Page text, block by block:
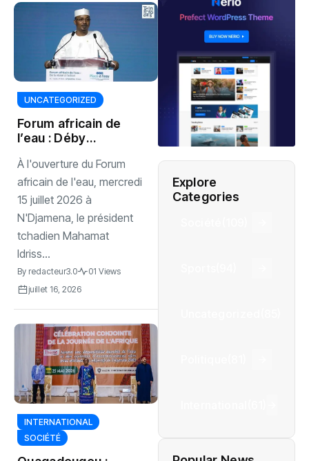
UNCATEGORIZED
Forum africain de
l’eau : Déby
l’accès universel
durable
À l'ouverture du Forum
africain de l'eau, mercredi
15 juillet 2026 à
N'Djamena, le président
tchadien Mahamat
Idriss...
By redacteur3.0
01 Views
juillet 16, 2026
INTERNATIONAL
SOCIÉTÉ
Explore
Categories